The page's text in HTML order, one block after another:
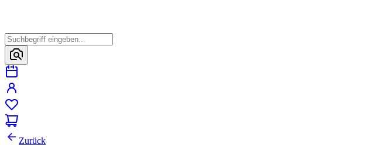
Zurück